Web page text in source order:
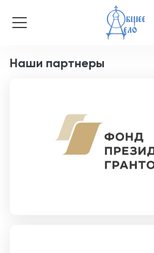
Наши партнеры